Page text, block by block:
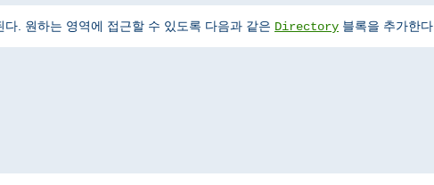
. 원하는 영역에 접근할 수 있도록 다음과 같은 Directory 블록을 추가한다.